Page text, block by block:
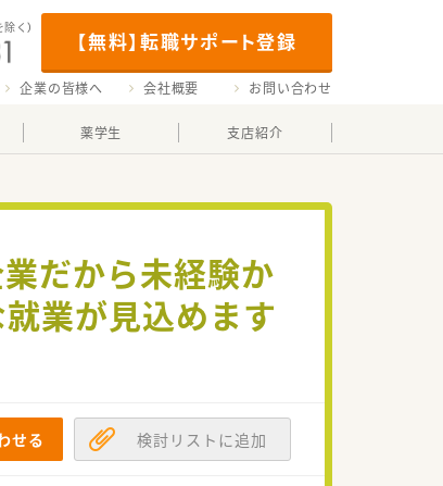
【無料】転職サポート登録
除く）
企業の皆様へ 会社概要 お問い合わせ
薬学生 支店紹介
だから未経験か
業が見込めます
せる 検討リストに追加